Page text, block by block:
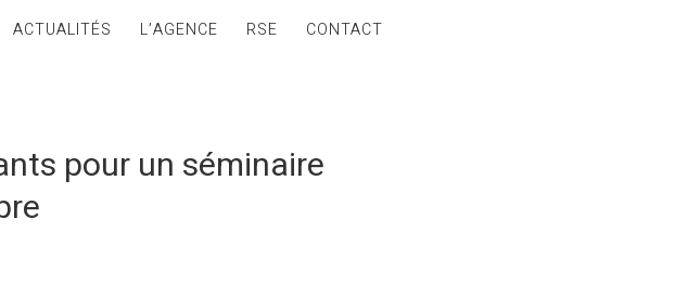
ACTUALITÉS L’AGENCE RSE CONTACT
pour un séminaire